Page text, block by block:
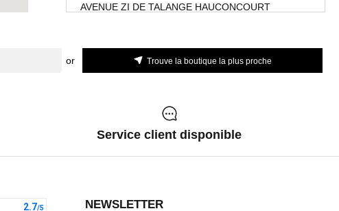
AVENUE ZI DE TALANGE HAUCONCOURT
VOIR SUR LA CARTE
10150 PONT SAINTE MARIE
960411497
or Trouve la boutique la plus proche
Service client disponible
NEWSLETTER